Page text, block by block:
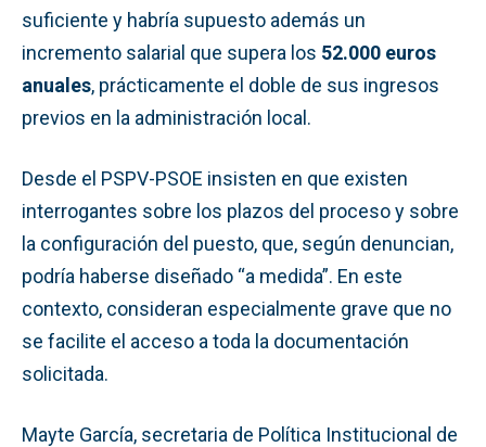
suficiente y habría supuesto además un
incremento salarial que supera los 52.000 euros
anuales, prácticamente el doble de sus ingresos
previos en la administración local.
Desde el PSPV-PSOE insisten en que existen
interrogantes sobre los plazos del proceso y sobre
la configuración del puesto, que, según denuncian,
podría haberse diseñado “a medida”. En este
contexto, consideran especialmente grave que no
se facilite el acceso a toda la documentación
solicitada.
Mayte García, secretaria de Política Institucional de